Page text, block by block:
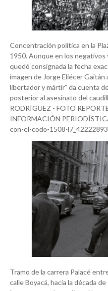
Concentración política en la
1950. Aunque en los negativos
quedó consignada la fecha
imagen de Jorge Eliécer Gaitán
libertador y mártir” da cuenta
posterior al asesinato del
RODRÍGUEZ - FOTO
INFORMACIÓN
con-el-codo-1508-
Tramo de la carrera Palacé
calle Boyacá, hacia la década